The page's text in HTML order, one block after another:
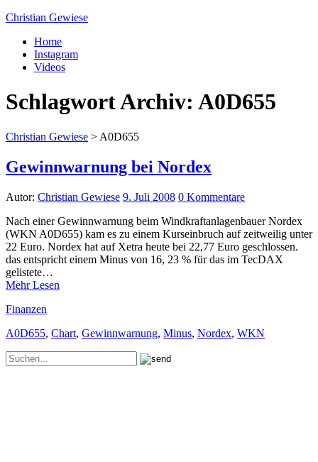
Christian Gewiese
Home
Instagram
Videos
Schlagwort Archiv: A0D655
Christian Gewiese > A0D655
Gewinnwarnung bei Nordex
Autor: Christian Gewiese 9. Juli 2008 0 Kommentare
Nach einer Gewinnwarnung beim Windkraftanlagenbauer Nordex
(WKN A0D655) kam es zu einem Kurseinbruch auf zeitweilig unter
22 Euro. Nordex hat auf Xetra heute bei 22,77 Euro geschlossen.
das entspricht einem Minus von 16, 23 % für das im TecDAX
gelistete…
Mehr Lesen
Finanzen
A0D655, Chart, Gewinnwarnung, Minus, Nordex, WKN